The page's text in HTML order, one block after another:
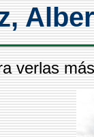
verlas